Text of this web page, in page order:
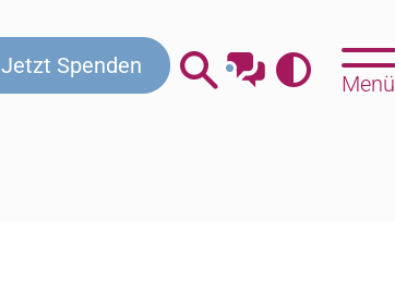
Kontakt
Jetzt Spenden
Menü